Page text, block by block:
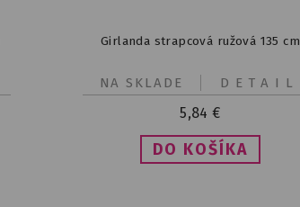
Girlanda strapcová ružová 135 cm
5,84 €
DETAIL
NA SKLADE